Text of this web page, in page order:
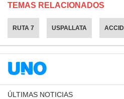
TEMAS RELACIONADOS
RUTA 7 USPALLATA
ÚLTIMAS NOTICIAS